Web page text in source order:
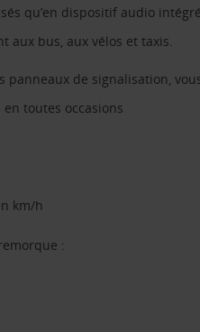
qu’en dispositif audio
aux bus, aux vélos et taxis.
panneaux de signalisation,
toutes occasions
km/h
: